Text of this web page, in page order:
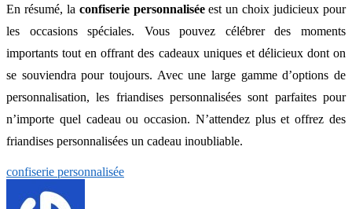
En résumé, la confiserie personnaliséeest un choix judicieux pour
les occasions spéciales. Vous pouvez célébrer des moments
importants tout en offrant des cadeaux uniques et délicieux dont on
se souviendra pour toujours. Avec une large gamme d’options de
personnalisation, les friandises personnalisées sont parfaites pour
n’importe quel cadeau ou occasion. N’attendez plus et offrez des
friandises personnalisées un cadeau inoubliable.
confiserie personnalisée